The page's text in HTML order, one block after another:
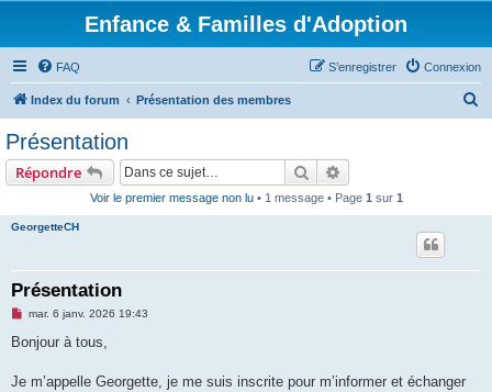
Enfance & Familles d'Adoption
FAQ Connexion
S’enregistrer
Index du forum Présentation des membres
Présentation
Répondre Rechercher
Voir le premier message non lu• 1 message • Page 1 sur 1
GeorgetteCH
Présentation
M
s
g
mar. 6 janv. 2026 19:43
Bonjour à tous,
Je m’appelle Georgette, je me suis inscrite pour m’informer et échanger